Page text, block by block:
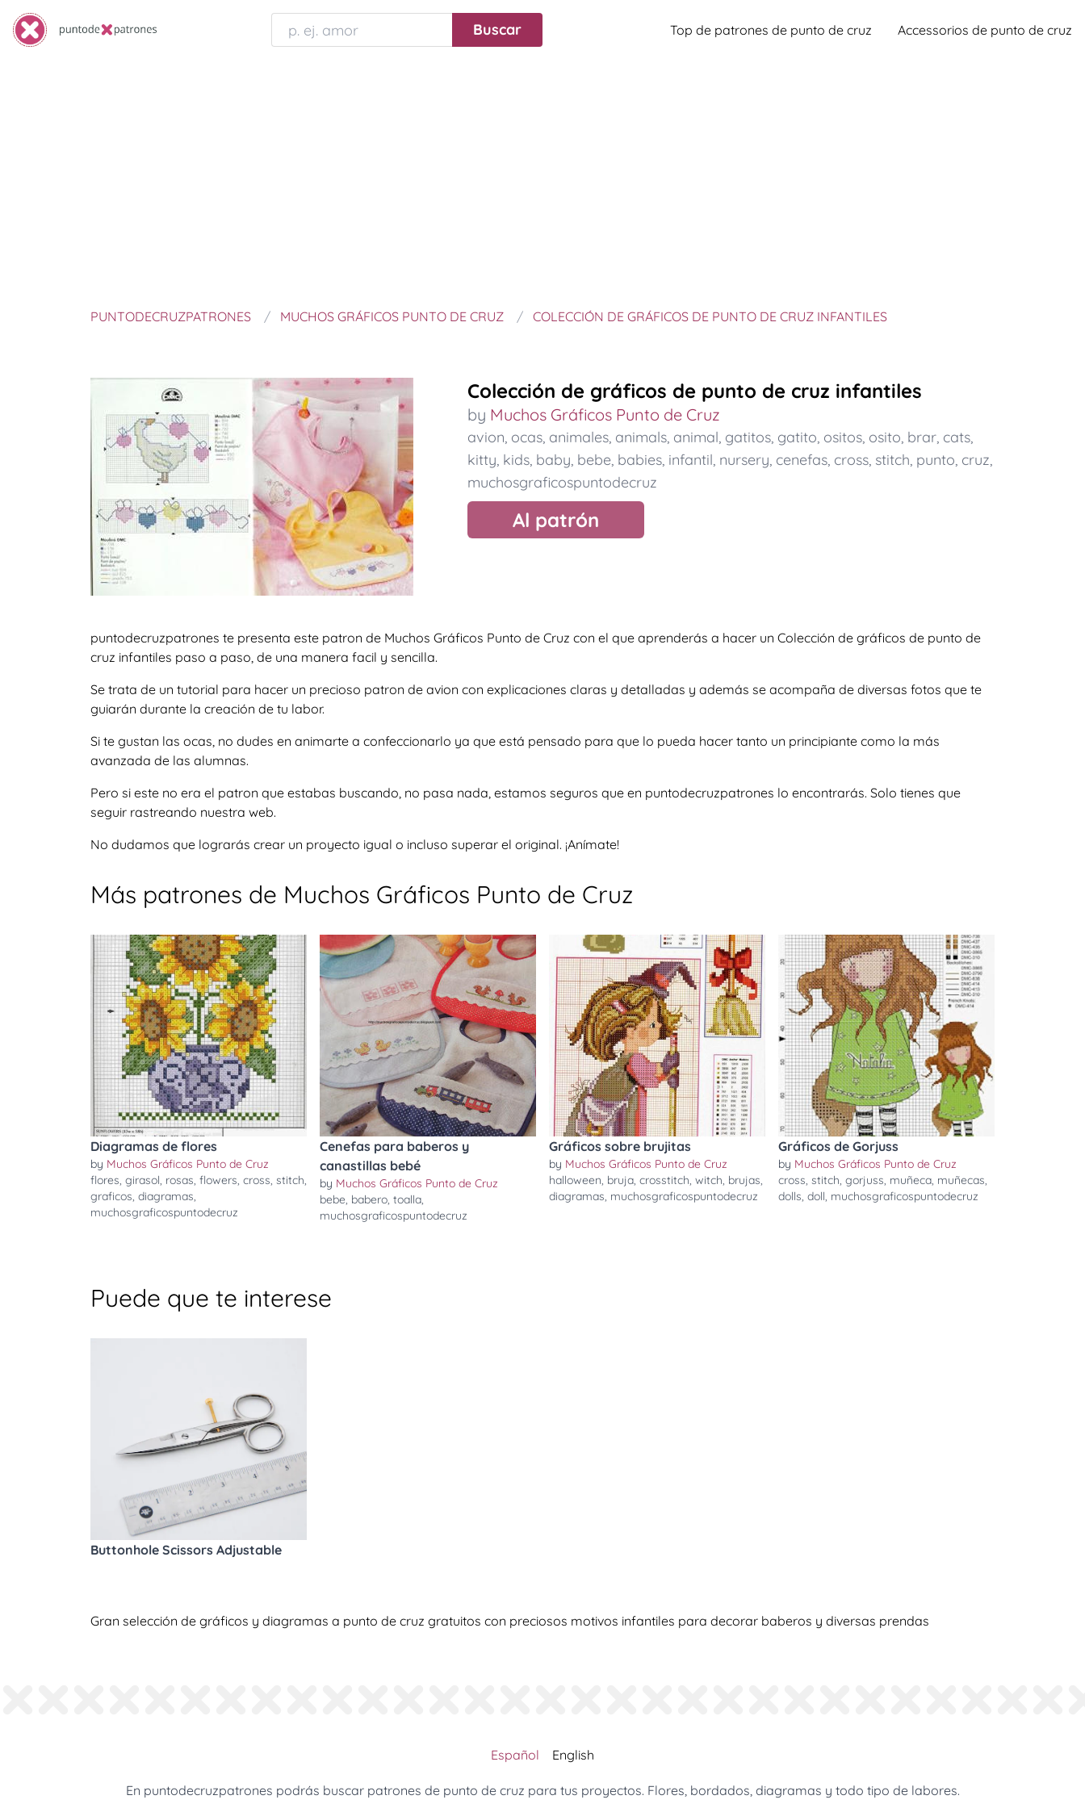
Top de patrones de punto de cruz Accessorios de punto de cruz
PUNTODECRUZPATRONES MUCHOS GRÁFICOS PUNTO DE CRUZ COLECCIÓN DE GRÁFICOS DE PUNTO DE CRUZ INFANTILES
Colección de gráficos de punto de cruz infantiles
by Muchos Gráficos Punto de Cruz
avion, ocas, animales, animals, animal, gatitos, gatito, ositos, osito, brar, cats,
kitty, kids, baby, bebe, babies, infantil, nursery, cenefas, cross, stitch, punto, cruz,
muchosgraficospuntodecruz
Al patrón
puntodecruzpatrones te presenta este patron de Muchos Gráficos Punto de Cruz con el que aprenderás a hacer un Colección de gráficos de punto de
cruz infantiles paso a paso, de una manera facil y sencilla.
Se trata de un tutorial para hacer un precioso patron de avion con explicaciones claras y detalladas y además se acompaña de diversas fotos que te
guiarán durante la creación de tu labor.
Si te gustan las ocas, no dudes en animarte a confeccionarlo ya que está pensado para que lo pueda hacer tanto un principiante como la más
avanzada de las alumnas.
Pero si este no era el patron que estabas buscando, no pasa nada, estamos seguros que en puntodecruzpatrones lo encontrarás. Solo tienes que
seguir rastreando nuestra web.
No dudamos que lograrás crear un proyecto igual o incluso superar el original. ¡Anímate!
Más patrones de Muchos Gráficos Punto de Cruz
Diagramas de flores
by Muchos Gráficos Punto de Cruz
flores, girasol, rosas, flowers, cross, stitch,
graficos, diagramas,
muchosgraficospuntodecruz
Cenefas para baberos y
canastillas bebé
by Muchos Gráficos Punto de Cruz
bebe, babero, toalla,
muchosgraficospuntodecruz
Gráficos sobre brujitas
by Muchos Gráficos Punto de Cruz
halloween, bruja, crosstitch, witch, brujas,
diagramas, muchosgraficospuntodecruz
Gráficos de Gorjuss
by Muchos Gráficos Punto de Cruz
cross, stitch, gorjuss, muñeca, muñecas,
dolls, doll, muchosgraficospuntodecruz
Puede que te interese
Buttonhole Scissors Adjustable
Gran selección de gráficos y diagramas a punto de cruz gratuitos con preciosos motivos infantiles para decorar baberos y diversas prendas
Español English
En puntodecruzpatrones podrás buscar patrones de punto de cruz para tus proyectos. Flores, bordados, diagramas y todo tipo de labores.